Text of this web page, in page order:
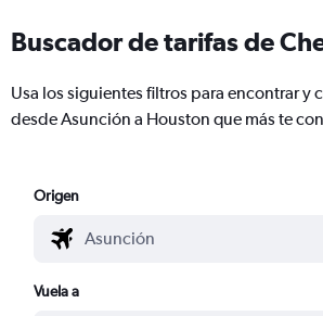
Buscador de tarifas de
Usa los siguientes filtros para encontrar y
desde Asunción a Houston que más te
Origen
Vuela a